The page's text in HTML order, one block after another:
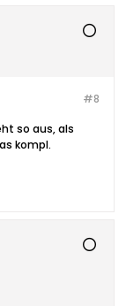
#8
so aus, als
kompl.